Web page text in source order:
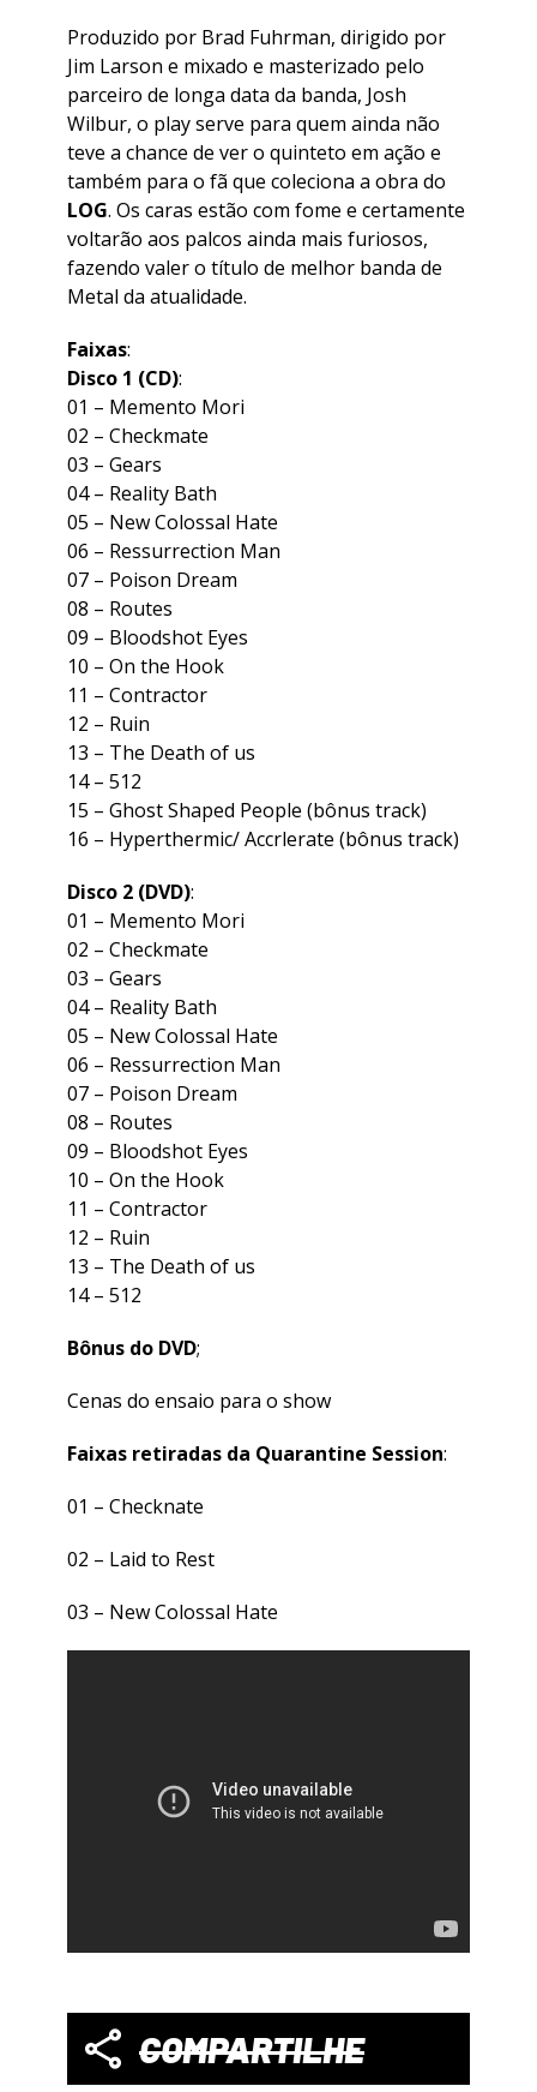
Produzido por Brad Fuhrman, dirigido por
Jim Larson e mixado e masterizado pelo
parceiro de longa data da banda, Josh
Wilbur, o play serve para quem ainda não
teve a chance de ver o quinteto em ação e
também para o fã que coleciona a obra do
LOG. Os caras estão com fome e certamente
voltarão aos palcos ainda mais furiosos,
fazendo valer o título de melhor banda de
Metal da atualidade.
Faixas:
Disco 1 (CD):
01 – Memento Mori
02 – Checkmate
03 – Gears
04 – Reality Bath
05 – New Colossal Hate
06 – Ressurrection Man
07 – Poison Dream
08 – Routes
09 – Bloodshot Eyes
10 – On the Hook
11 – Contractor
12 – Ruin
13 – The Death of us
14 – 512
15 – Ghost Shaped People (bônus track)
16 – Hyperthermic/ Accrlerate (bônus track)
Disco 2 (DVD):
01 – Memento Mori
02 – Checkmate
03 – Gears
04 – Reality Bath
05 – New Colossal Hate
06 – Ressurrection Man
07 – Poison Dream
08 – Routes
09 – Bloodshot Eyes
10 – On the Hook
11 – Contractor
12 – Ruin
13 – The Death of us
14 – 512
Bônus do DVD;
Cenas do ensaio para o show
Faixas retiradas da Quarantine Session:
01 – Checknate
02 – Laid to Rest
03 – New Colossal Hate
COMPARTILHE